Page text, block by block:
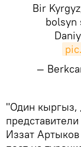
Bir
bolsyn
—
​"Один кыргыз,
Иззат